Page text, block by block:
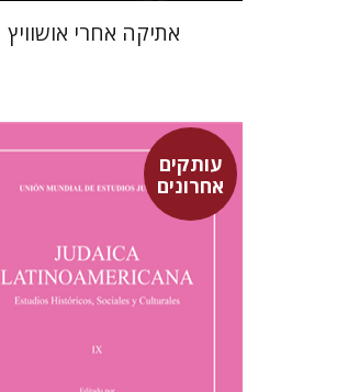
אתיקה אחרי אושוויץ
עותקים
אחרונים
סבסטיאן קלור
מרגלית בז'רנו
פולט קרשונוביץ שוסטר
פלורינדה פ.